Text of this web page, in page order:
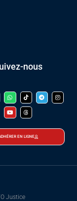
nous
EN LIGNE
Justice